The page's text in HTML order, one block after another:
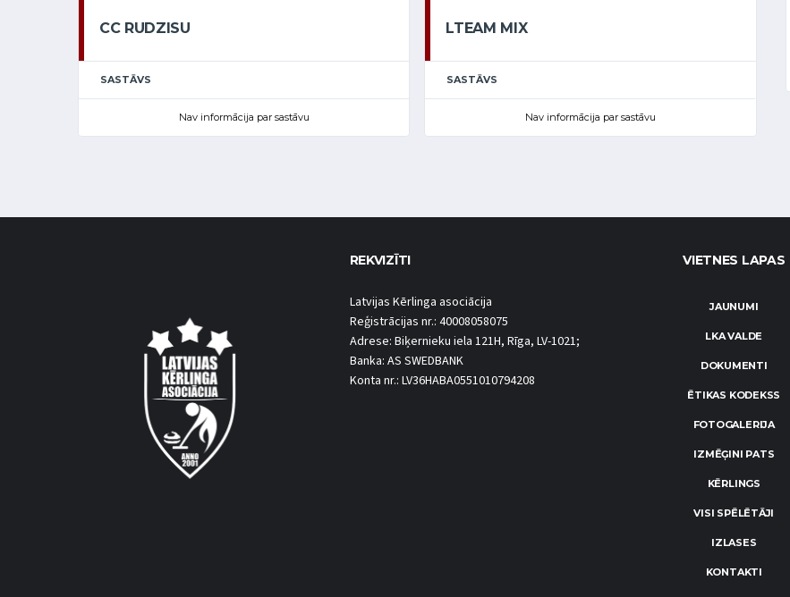
CC RUDZISU
SASTĀVS
Nav informācija par sastāvu
LTEAM MIX
SASTĀVS
Nav informācija par sastāvu
REKVIZĪTI
Latvijas Kērlinga asociācija
Reģistrācijas nr.: 40008058075
Adrese: Biķernieku iela 121H, Rīga, LV-1021;
Banka: AS SWEDBANK
Konta nr.: LV36HABA0551010794208
VIETNES LAPAS
JAUNUMI
LKA VALDE
DOKUMENTI
ĒTIKAS KODEKSS
FOTOGALERIJA
IZMĒĢINI PATS
KĒRLINGS
VISI SPĒLĒTĀJI
IZLASES
KONTAKTI